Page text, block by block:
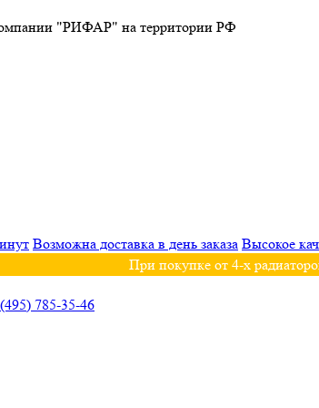
"РИФАР" на территории РФ
Возможна доставка в день заказа Высокое
При покупке от 4-х
785-35-46